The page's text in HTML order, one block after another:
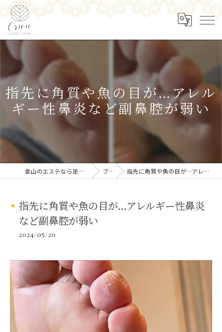
指先に角質や魚の目が…アレル
ギー性鼻炎など副鼻腔が弱い
金山のエステなら足の角質ケア専門店 Orion ブログ 指先に角質や魚の目が…アレルギー性鼻炎など副鼻腔が弱い
指先に角質や魚の目が…アレルギー性鼻炎
など副鼻腔が弱い
2024/05/20